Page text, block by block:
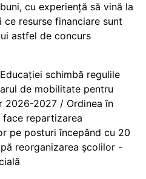
cu experiență să vină la
resurse financiare sunt
astfel de concurs
schimbă regulile
de mobilitate pentru
2026-2027 / Ordinea în
face repartizarea
pe posturi începând cu 20
reorganizarea școlilor -